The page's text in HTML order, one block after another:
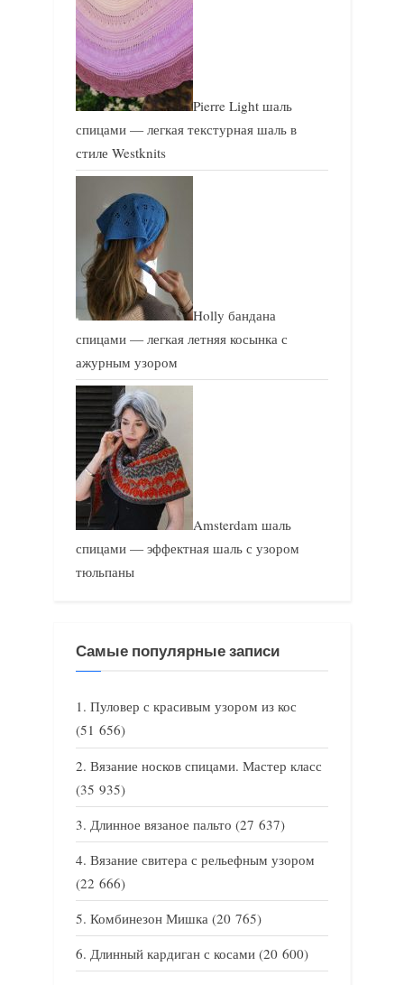
Pierre Light шаль
спицами — легкая текстурная шаль в
стиле Westknits
Holly бандана
спицами — легкая летняя косынка с
ажурным узором
Amsterdam шаль
спицами — эффектная шаль с узором
тюльпаны
Самые популярные записи
Пуловер с красивым узором из кос
(51 656)
Вязание носков спицами. Мастер класс
(35 935)
Длинное вязаное пальто (27 637)
Вязание свитера с рельефным узором
(22 666)
Комбинезон Мишка (20 765)
Длинный кардиган с косами (20 600)